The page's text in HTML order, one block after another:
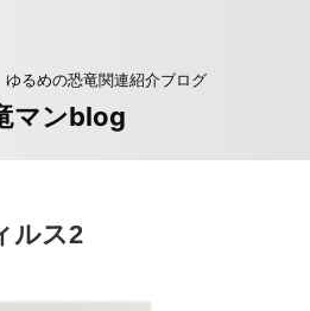
るめの恐竜関連紹介ブログ
マンblog
ルス2